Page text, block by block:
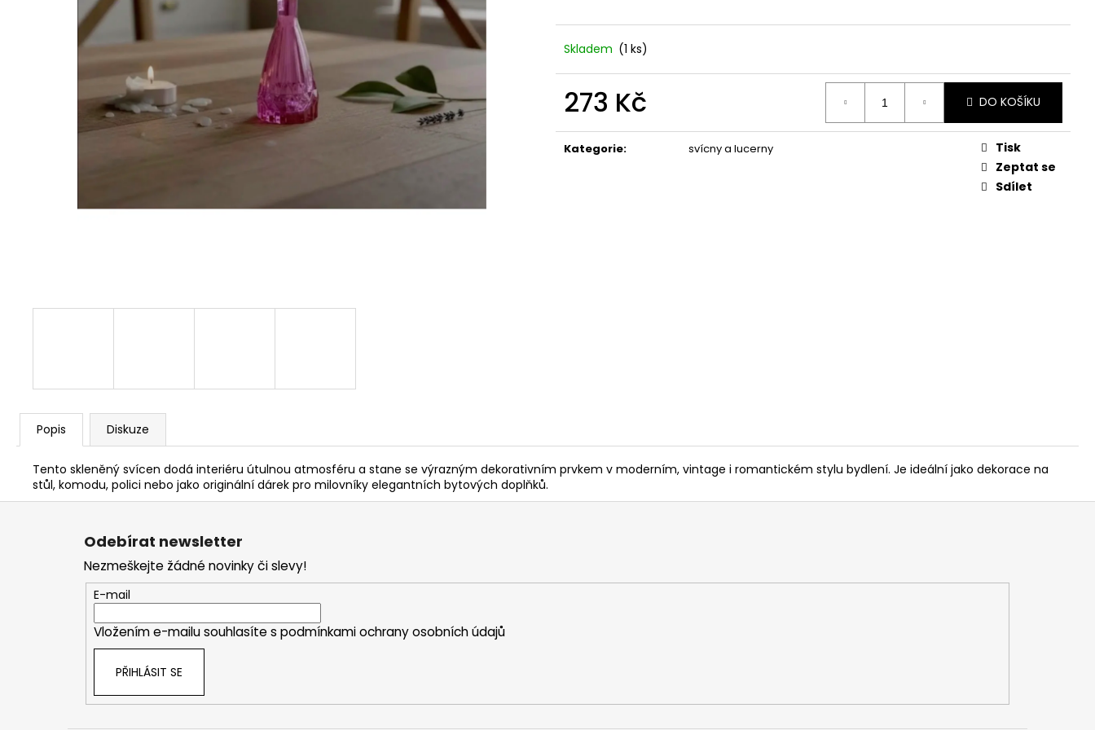
Skladem (1 ks)
273 Kč
cena:
DO KOŠÍKU
Kategorie: svícny a lucerny
Tisk
Zeptat se
Sdílet
Popis Diskuze
Tento skleněný svícen dodá interiéru útulnou atmosféru a stane se výrazným dekorativním prvkem v moderním, vintage i romantickém stylu bydlení. Je ideální jako dekorace na
stůl, komodu, polici nebo jako originální dárek pro milovníky elegantních bytových doplňků.
STABILIZOVANÁ KVĚTINA, VĚČNÁ RŮŽE
ANDĚL
419 Kč
STABILIZOVANÁ KVĚTINA, VĚČNÁ RŮŽE
ANDĚL
389 Kč
398 Kč
Z
Odebírat newsletter
Nezmeškejte žádné novinky či slevy!
E-mail
Vložením e-mailu souhlasíte s podmínkami ochrany osobních údajů
PŘIHLÁSIT SE